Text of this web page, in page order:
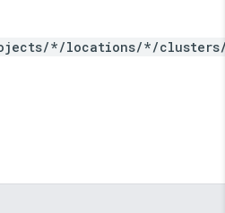
*/locations/*/